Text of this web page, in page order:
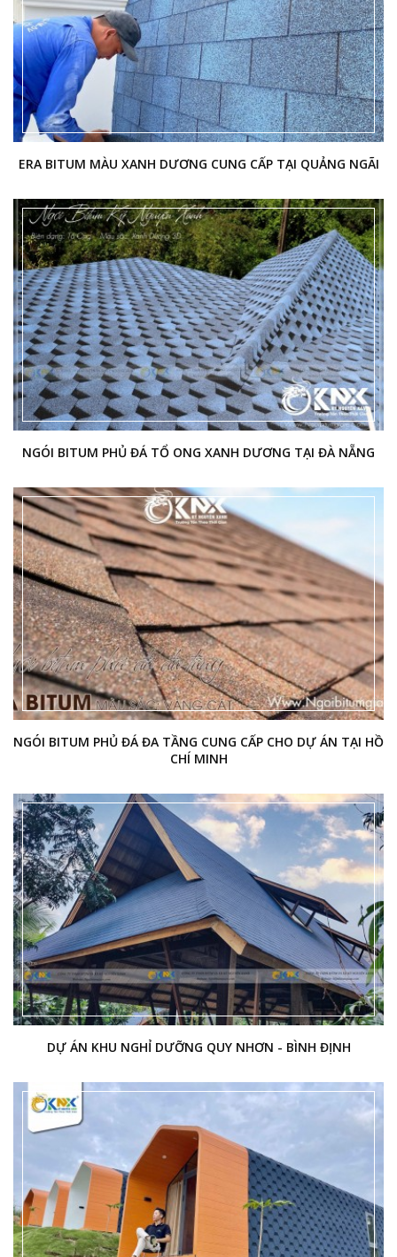
ERA BITUM MÀU XANH DƯƠNG CUNG CẤP TẠI QUẢNG NGÃI
NGÓI BITUM PHỦ ĐÁ TỔ ONG XANH DƯƠNG TẠI ĐÀ NẴNG
NGÓI BITUM PHỦ ĐÁ ĐA TẦNG CUNG CẤP CHO DỰ ÁN TẠI HỒ
CHÍ MINH
DỰ ÁN KHU NGHỈ DƯỠNG QUY NHƠN - BÌNH ĐỊNH